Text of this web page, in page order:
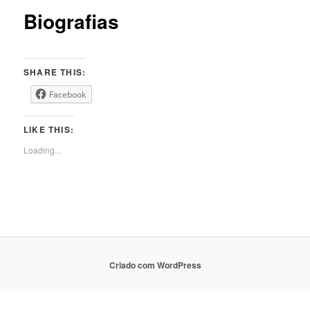
Biografias
SHARE THIS:
Facebook
LIKE THIS:
Loading...
Criado com WordPress